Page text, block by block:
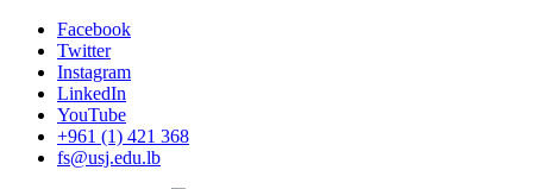
Facebook
Twitter
Instagram
LinkedIn
YouTube
+961 (1) 421 368
fs@usj.edu.lb